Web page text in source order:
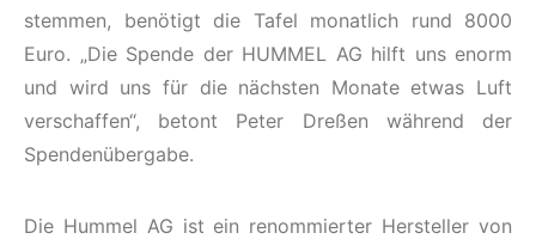
stemmen, benötigt die Tafel monatlich rund 8000
Euro. „Die Spende der HUMMEL AG hilft uns enorm
und wird uns für die nächsten Monate etwas Luft
verschaffen“, betont Peter Dreßen während der
Spendenübergabe.
Die Hummel AG ist ein renommierter Hersteller von